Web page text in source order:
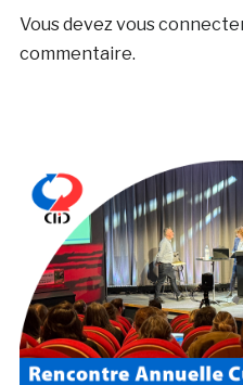
Vous devezvous
commentaire.